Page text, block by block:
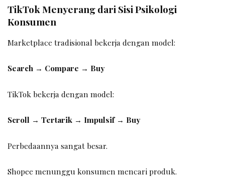
TikTok Menyerang dari Sisi Psikologi
Konsumen
Marketplace tradisional bekerja dengan model:
Search → Compare → Buy
TikTok bekerja dengan model:
Scroll → Tertarik → Impulsif → Buy
Perbedaannya sangat besar.
Shopee menunggu konsumen mencari produk.